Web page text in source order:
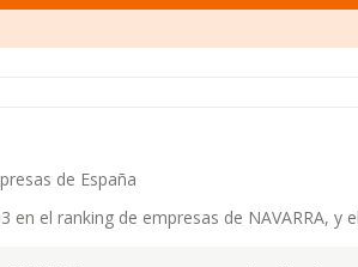
de España
en el ranking de empresas de NAVARRA, y